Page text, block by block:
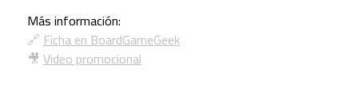
Más información:
🔗Ficha en BoardGameGeek
🎥Video promocional